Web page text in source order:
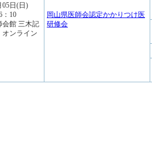
05日(日)
：10
会館 三木記
オンライン
岡山県医師会認定かかりつけ医
研修会